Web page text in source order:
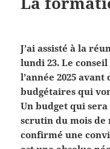
J’ai assisté à la
lundi 23. Le
l’année 2025
budgétaires qui
Un budget qui
scrutin du mois de
confirmé une